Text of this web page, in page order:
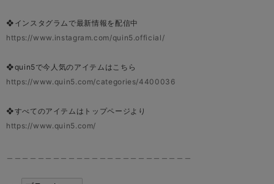
❖インスタグラムで最新情報を配信中
https://www.instagram.com/quin5.official/
❖quin5で今人気のアイテムはこちら
https://www.quin5.com/categories/4400036
❖すべてのアイテムはトップページより
https://www.quin5.com/